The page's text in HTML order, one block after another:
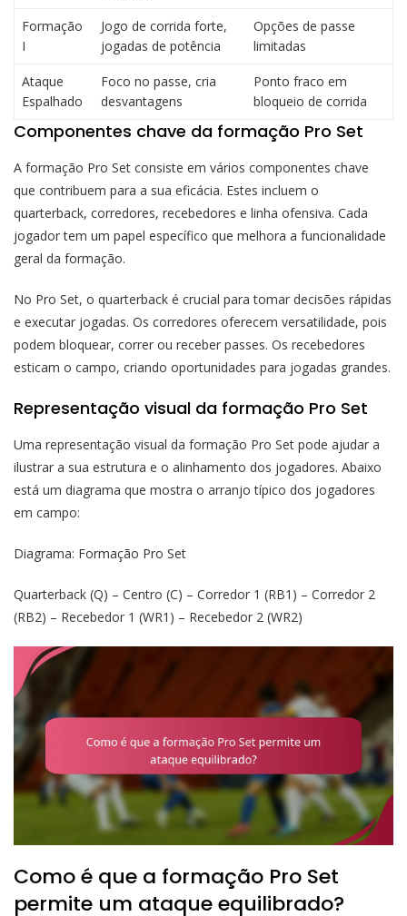
Formação
I
Jogo de corrida forte,
jogadas de potência
Opções de passe
limitadas
Ataque
Espalhado
Foco no passe, cria
desvantagens
Ponto fraco em
bloqueio de corrida
Componentes chave da formação Pro Set
A formação Pro Set consiste em vários componentes chave
que contribuem para a sua eficácia. Estes incluem o
quarterback, corredores, recebedores e linha ofensiva. Cada
jogador tem um papel específico que melhora a funcionalidade
geral da formação.
No Pro Set, o quarterback é crucial para tomar decisões rápidas
e executar jogadas. Os corredores oferecem versatilidade, pois
podem bloquear, correr ou receber passes. Os recebedores
esticam o campo, criando oportunidades para jogadas grandes.
Representação visual da formação Pro Set
Uma representação visual da formação Pro Set pode ajudar a
ilustrar a sua estrutura e o alinhamento dos jogadores. Abaixo
está um diagrama que mostra o arranjo típico dos jogadores
em campo:
Diagrama: Formação Pro Set
Quarterback (Q) – Centro (C) – Corredor 1 (RB1) – Corredor 2
(RB2) – Recebedor 1 (WR1) – Recebedor 2 (WR2)
Como é que a formação Pro Set
permite um ataque equilibrado?